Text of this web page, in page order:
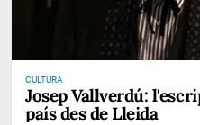
CULTURA
Josep Vallverdú:
país des de Lleida